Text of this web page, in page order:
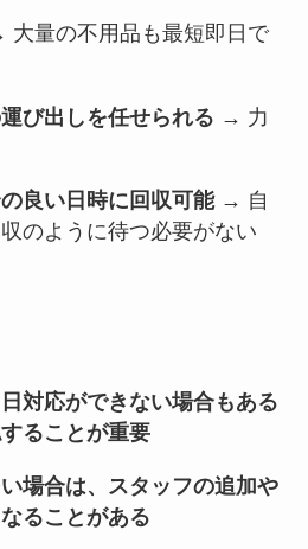
量の不用品も最短即日で
び出しを任せられる → 力
良い日時に回収可能→ 自
のように待つ必要がない
対応ができない場合もある
ることが重要
場合は、スタッフの追加や
ることがある